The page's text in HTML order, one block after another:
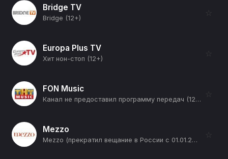
Bridge TV
Bridge (12+)
☆
Europa Plus TV
Хит нон-стоп (12+)
☆
FON Music
Канал не предоставил программу передач (12+)
☆
Mezzo
Mezzo (прекратил вещание в России с 01.01.2026) (12+)
☆